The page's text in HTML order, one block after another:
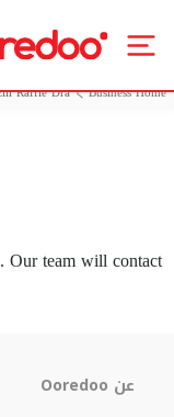
Business Home
Raffle Dra...
Our team will contact
عن Ooredoo